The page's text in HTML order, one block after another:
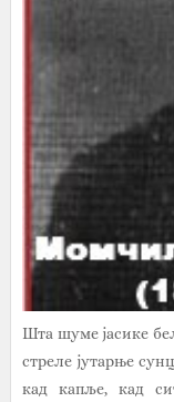
Шта шуме јасике
стреле јутарње
кад капље, кад